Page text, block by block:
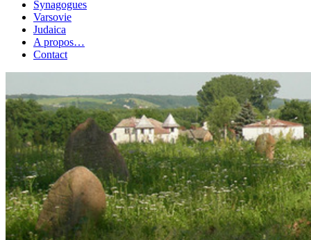
Synagogues
Varsovie
Judaica
A propos…
Contact